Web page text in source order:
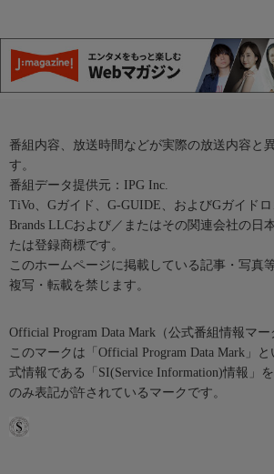
番組内容、放送時間などが実際の放送内容と
す。
番組データ提供元：IPG Inc.
TiVo、Gガイド、G-GUIDE、およびGガイド
Brands LLCおよび／またはその関連会社の日
たは登録商標です。
このホームページに掲載している記事・写真
複写・転載を禁じます。
Official Program Data Mark（公式番組情報マー
このマークは「Official Program Data Mark」
式情報である「SI(Service Information)情報」
のみ表記が許されているマークです。